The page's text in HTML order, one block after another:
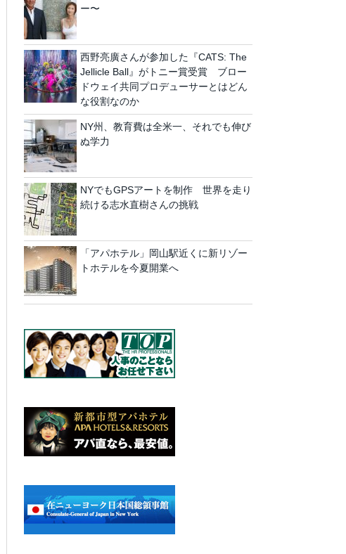
ー〜
西野亮廣さんが参加した『CATS: The
Jellicle Ball』がトニー賞受賞 ブロー
ドウェイ共同プロデューサーとはどん
な役割なのか
NY州、教育費は全米一、それでも伸び
ぬ学力
NYでもGPSアートを制作 世界を走り
続ける志水直樹さんの挑戦
「アパホテル」岡山駅近くに新リゾー
トホテルを今夏開業へ